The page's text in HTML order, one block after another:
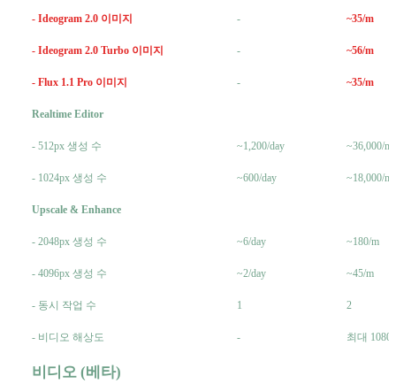
- Ideogram 2.0 이미지 - ~35/m
- Ideogram 2.0 Turbo 이미지 - ~56/m
- Flux 1.1 Pro 이미지 - ~35/m
Realtime Editor
- 512px 생성 수 ~1,200/day ~36,000/m
- 1024px 생성 수 ~600/day ~18,000/m
Upscale & Enhance
- 2048px 생성 수 ~6/day ~180/m
- 4096px 생성 수 ~2/day ~45/m
- 동시 작업 수 1 2
- 비디오 해상도 - 최대 1080p
비디오 (베타)